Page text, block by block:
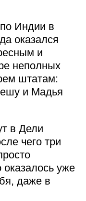
Индии в
оказался
и
неполных
штатам:
и Мадья
в Дели
чего три
оказалось уже
даже в